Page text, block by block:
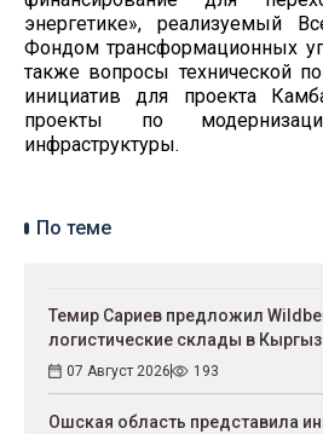
энергетике», реализуемый
Фондом трансформационных
также вопросы технической
инициатив для проекта
проекты по
инфраструктуры.
По теме
Темир Сариев предложил
логистические склады в
07 Август 2026 193
Ошская область представила